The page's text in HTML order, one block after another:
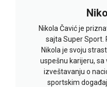
Nikola Čavić je
sajta Super Sport.
Nikola je svoju
uspešnu karijeru,
izveštavanju o
sportskim